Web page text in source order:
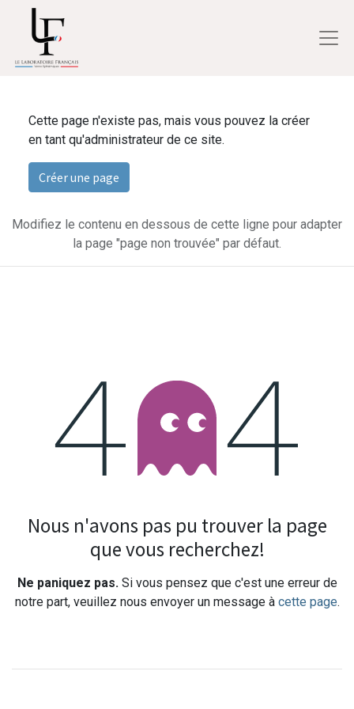
Cette page n'existe pas, mais vous pouvez la créer
en tant qu'administrateur de ce site.
Créer une page
Modifiez le contenu en dessous de cette ligne pour adapter
la page "page non trouvée" par défaut.
Erreur 404
Nous n'avons pas pu trouver la page
que vous recherchez!
Ne paniquez pas.Si vous pensez que c'est une erreur de
notre part, veuillez nous envoyer un message à cette page.